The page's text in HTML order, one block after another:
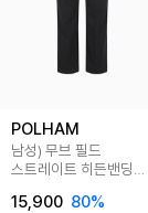
POLHAM
남성) 무브 필드
스트레이트 히든밴딩
15,900 80%